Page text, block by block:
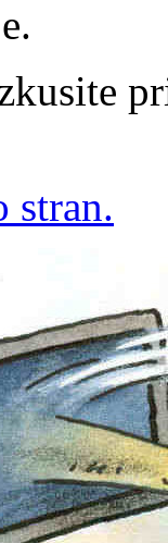
stran.